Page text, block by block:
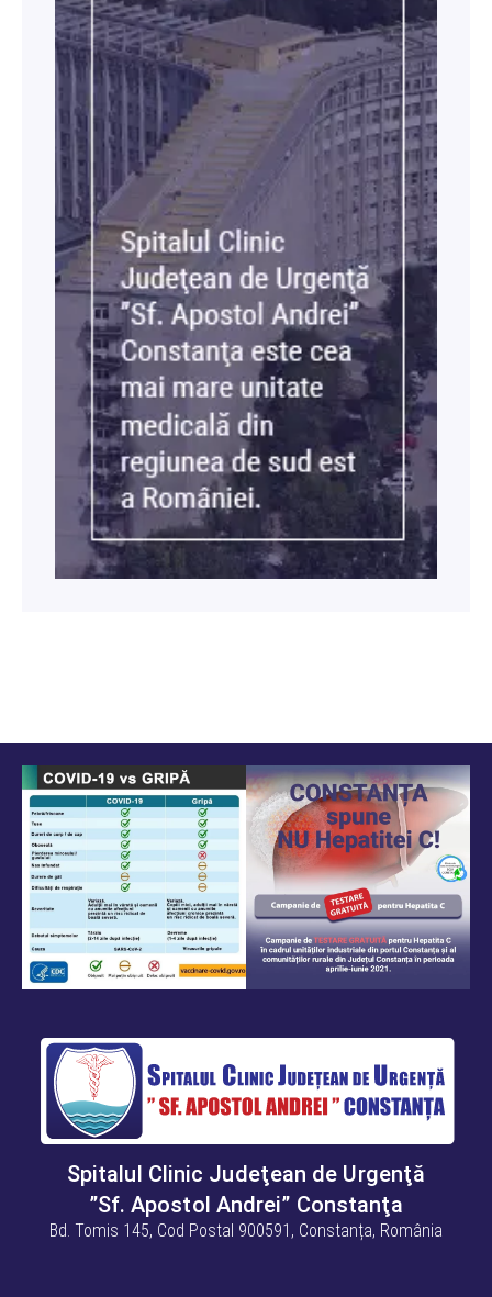
Spitalul Clinic Judeţean de Urgenţă
”Sf. Apostol Andrei” Constanţa
Bd. Tomis 145, Cod Postal 900591, Constanța, România